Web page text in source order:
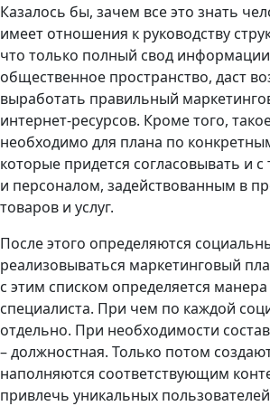
Казалось бы, зачем все это знать
имеет отношения к руководству
что только полный свод
общественное пространство, даст
выработать правильный
интернет-ресурсов. Кроме того,
необходимо для плана по
которые придется согласовывать и
и персоналом, задействованным в
товаров и услуг.
После этого определяются
реализовываться маркетинговый
с этим списком определяется
специалиста. При чем по каждой
отдельно. При необходимости
– должностная. Только потом
наполняются соответствующим
привлечь уникальных